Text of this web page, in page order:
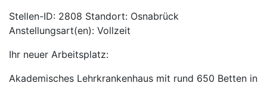
Stellen-ID: 2808 Standort: Osnabrück
Anstellungsart(en): Vollzeit
Ihr neuer Arbeitsplatz:
Akademisches Lehrkrankenhaus mit rund 650 Betten in